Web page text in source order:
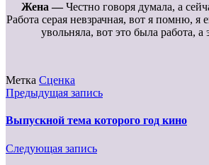
Жена —Честно говоря думала, а
Работа серая невзрачная, вот я помню, я
увольняла, вот это была работа,
Метка Сценка
Предыдущая запись
Выпускной тема которого год кино
Следующая запись